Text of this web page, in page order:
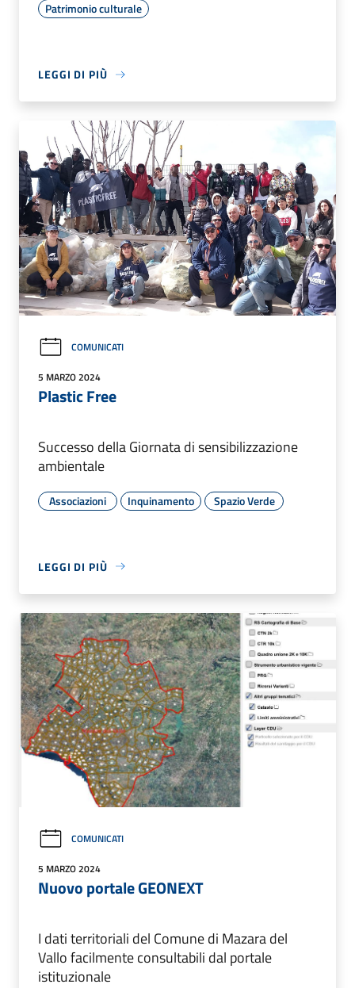
Patrimonio culturale
LEGGI DI PIÙ
COMUNICATI
5 MARZO 2024
Plastic Free
Successo della Giornata di sensibilizzazione
ambientale
Associazioni Inquinamento Spazio Verde
LEGGI DI PIÙ
COMUNICATI
5 MARZO 2024
Nuovo portale GEONEXT
I dati territoriali del Comune di Mazara del
Vallo facilmente consultabili dal portale
istituzionale